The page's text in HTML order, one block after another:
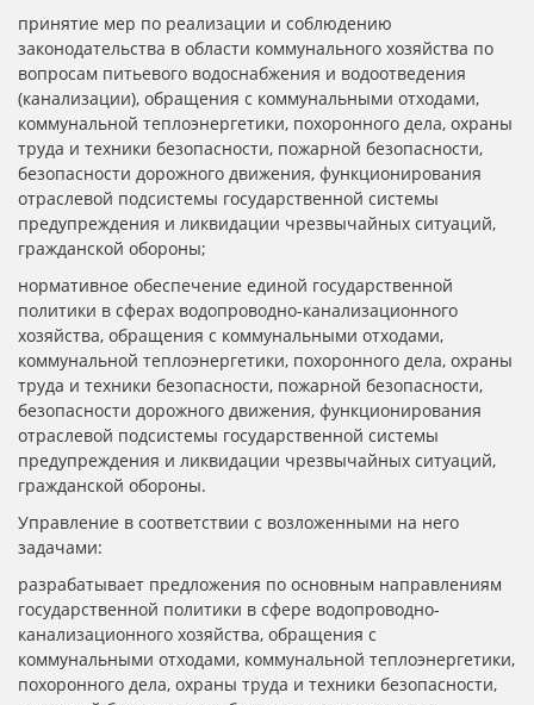
принятие мер по реализации и соблюдению
законодательства в области коммунального хозяйства по
вопросам питьевого водоснабжения и водоотведения
(канализации), обращения с коммунальными отходами,
коммунальной теплоэнергетики, похоронного дела, охраны
труда и техники безопасности, пожарной безопасности,
безопасности дорожного движения, функционирования
отраслевой подсистемы государственной системы
предупреждения и ликвидации чрезвычайных ситуаций,
гражданской обороны;
нормативное обеспечение единой государственной
политики в сферах водопроводно-канализационного
хозяйства, обращения с коммунальными отходами,
коммунальной теплоэнергетики, похоронного дела, охраны
труда и техники безопасности, пожарной безопасности,
безопасности дорожного движения, функционирования
отраслевой подсистемы государственной системы
предупреждения и ликвидации чрезвычайных ситуаций,
гражданской обороны.
Управление в соответствии с возложенными на него
задачами:
разрабатывает предложения по основным направлениям
государственной политики в сфере водопроводно-
канализационного хозяйства, обращения с
коммунальными отходами, коммунальной теплоэнергетики,
похоронного дела, охраны труда и техники безопасности,